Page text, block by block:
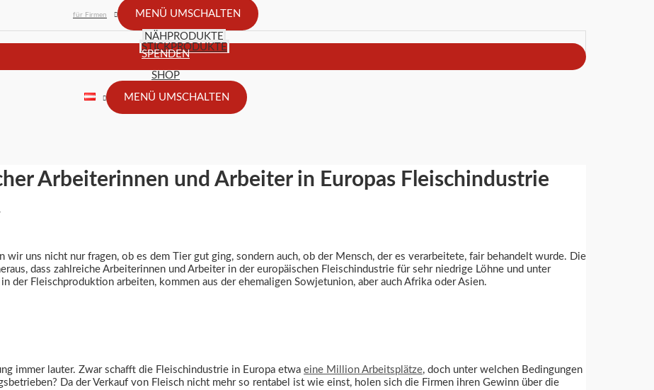
für Firmen MENÜ UMSCHALTEN
NÄHPRODUKTE
STICKPRODUKTE
SPENDEN
SHOP
MENÜ UMSCHALTEN
Arbeiterinnen und Arbeiter in Europas Fleischindustrie
wir uns nicht nur fragen, ob es dem Tier gut ging, sondern auch, ob der Mensch, der es verarbeitete, fair behandelt wurde. Die
dass zahlreiche Arbeiterinnen und Arbeiter in der europäischen Fleischindustrie für sehr niedrige Löhne und unter
der Fleischproduktion arbeiten, kommen aus der ehemaligen Sowjetunion, aber auch Afrika oder Asien.
immer lauter. Zwar schafft die Fleischindustrie in Europa etwa eine Million Arbeitsplätze, doch unter welchen Bedingungen
Da der Verkauf von Fleisch nicht mehr so rentabel ist wie einst, holen sich die Firmen ihren Gewinn über die